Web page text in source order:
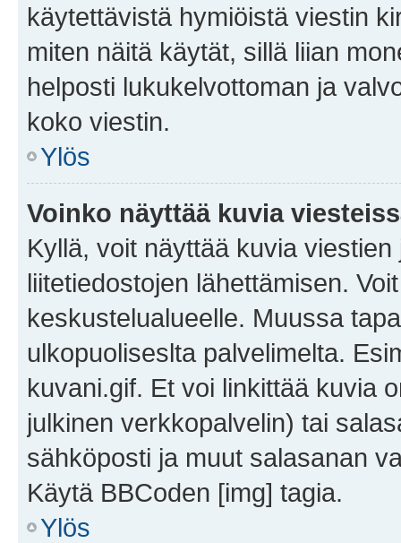
käytettävistä hymiöistä viestin
miten näitä käytät, sillä liian
helposti lukukelvottoman ja
koko viestin.
Ylös
Voinko näyttää kuvia
Kyllä, voit näyttää kuvia
liitetiedostojen lähettämisen.
keskustelualueelle. Muussa
ulkopuoliseslta palvelimelta.
kuvani.gif. Et voi linkittää kuvia
julkinen verkkopalvelin) tai
sähköposti ja muut salasanan
Käytä BBCoden [img] tagia.
Ylös